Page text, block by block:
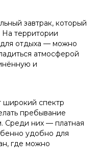
завтрак, который
На территории
отдыха — можно
атмосферой
и
широкий спектр
пребывание
Среди них — платная
удобно для
где можно